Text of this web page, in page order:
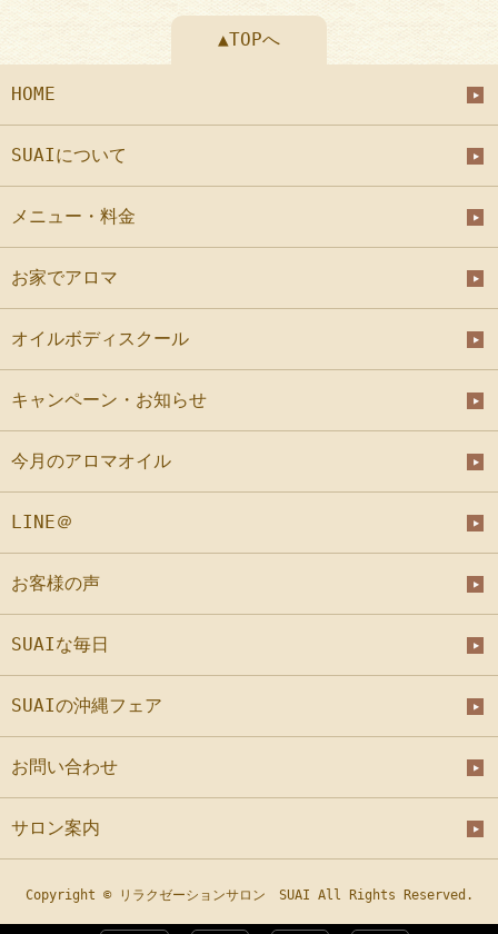
▲TOPへ
HOME
SUAIについて
メニュー・料金
お家でアロマ
オイルボディスクール
キャンペーン・お知らせ
今月のアロマオイル
LINE＠
お客様の声
SUAIな毎日
SUAIの沖縄フェア
お問い合わせ
サロン案内
Copyright © リラクゼーションサロン SUAI All Rights Reserved.